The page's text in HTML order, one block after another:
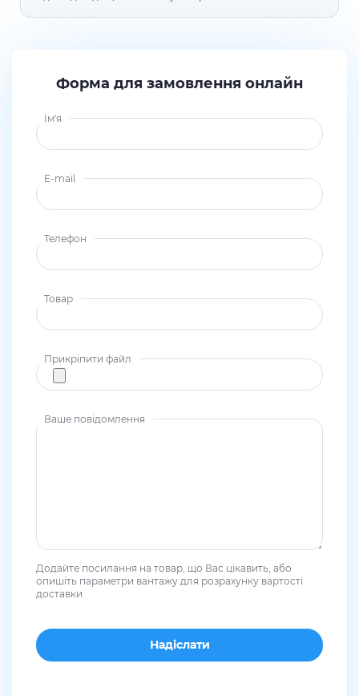
Форма для замовлення онлайн
Ім'я
E-mail
Телефон
Товар
Прикріпити файл
Ваше повідомлення
Додайте посилання на товар, що Вас цікавить, або
опишіть параметри вантажу для розрахунку вартості
доставки